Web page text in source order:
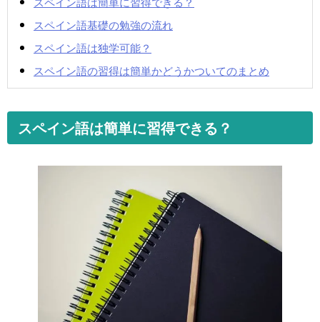
スペイン語基礎の勉強の流れ
スペイン語は独学可能？
スペイン語の習得は簡単かどうかついてのまとめ
スペイン語は簡単に習得できる？